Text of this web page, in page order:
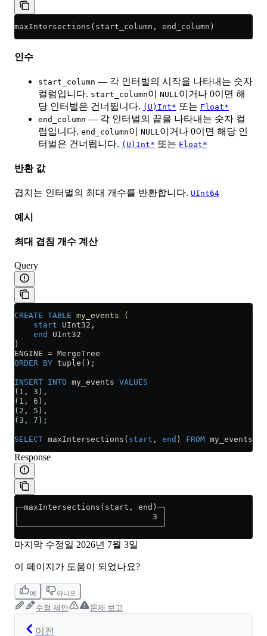
maxIntersections(start_column, end_column)
인수
start_column — 각 인터벌의 시작을 나타내는 숫자
컬럼입니다. start_column이 NULL이거나 0이면 해
당 인터벌은 건너뜁니다. (U)Int* 또는 Float*
end_column — 각 인터벌의 끝을 나타내는 숫자 컬
럼입니다. end_column이 NULL이거나 0이면 해당 인
터벌은 건너뜁니다. (U)Int* 또는 Float*
반환 값
겹치는 인터벌의 최대 개수를 반환합니다. UInt64
예시
최대 겹침 개수 계산
Query
CREATE TABLE my_events (
    start
UInt32,
    end
UInt32
)
ENGINE = MergeTree
ORDER BY tuple();
INSERT INTO my_events VALUES
( 1 , 3 ),
( 1 , 6 ),
( 2 , 5 ),
( 3 , 7 );
SELECT maxIntersections( start , end ) FROM my_events;
Response
┌─maxIntersections(start, end)─┐
│                            3 │
└──────────────────────────────┘
마지막 수정일 2026년 7월 3일
이 페이지가 도움이 되었나요?
예 아니오
수정 제안 문제 보고
이전